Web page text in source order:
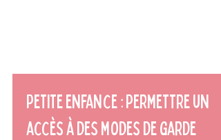
Petite enfance : Permettre un
accès à des modes de garde